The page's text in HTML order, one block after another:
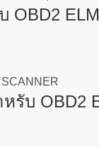
รับ OBD2